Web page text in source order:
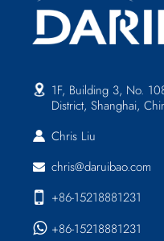
1F, Building 3, No.
District, Shanghai,
Chris Liu
chris@daruibao.com
+86-15218881231
+86-15218881231